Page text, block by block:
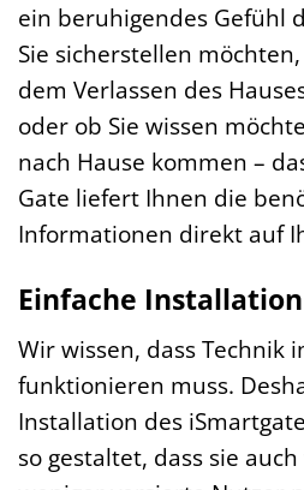
ein beruhigendes Gefühl
Sie sicherstellen
dem Verlassen des
oder ob Sie wissen
nach Hause kommen –
Gate liefert Ihnen die
Informationen direkt auf
Einfache
Wir wissen, dass Technik
funktionieren muss.
Installation des
so gestaltet, dass sie